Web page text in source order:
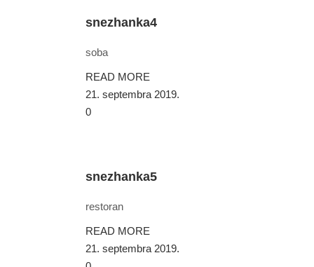
snezhanka4
soba
READ MORE
21. septembra 2019.
0
snezhanka5
restoran
READ MORE
21. septembra 2019.